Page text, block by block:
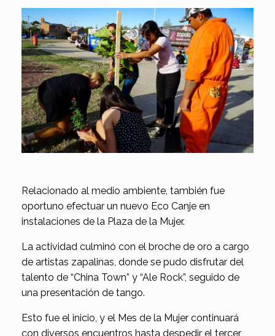
Relacionado al medio ambiente, también fue
oportuno efectuar un nuevo Eco Canje en
instalaciones de la Plaza de la Mujer.
La actividad culminó con el broche de oro a cargo
de artistas zapalinas, donde se pudo disfrutar del
talento de “China Town” y “Ale Rock”, seguido de
una presentación de tango.
Esto fue el inicio, y el Mes de la Mujer continuará
con diversos encuentros hasta despedir el tercer